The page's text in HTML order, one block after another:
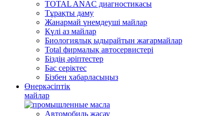
TOTAL ANAC диагностикасы
Тұрақты даму
Жанармай үнемдеуші майлар
Күлі аз майлар
Биологиялық ыдырайтын жағармайлар
Total фирмалық автосервистері
Біздің әріптестер
Бас серіктес
Бізбен хабарласыңыз
Өнеркәсіптік
майлар
Автомобиль жасау